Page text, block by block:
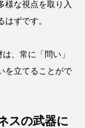
様な視点を取り入
ずです。
、常に「問い」
を立てることがで
スの武器に